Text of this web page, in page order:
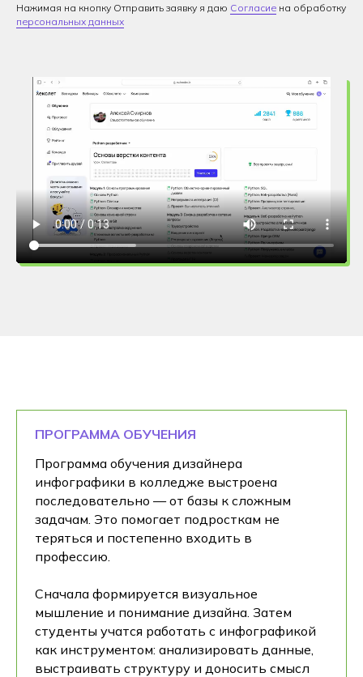
Нажимая на кнопку Отправить заявку я даю Согласие на обработку
персональных данных
ПРОГРАММА ОБУЧЕНИЯ
Программа обучения дизайнера
инфографики в колледже выстроена
последовательно — от базы к сложным
задачам. Это помогает подросткам не
теряться и постепенно входить в
профессию.
Сначала формируется визуальное
мышление и понимание дизайна. Затем
студенты учатся работать с инфографикой
как инструментом: анализировать данные,
выстраивать структуру и доносить смысл